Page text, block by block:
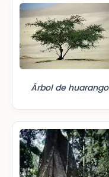
Árbol de huarango